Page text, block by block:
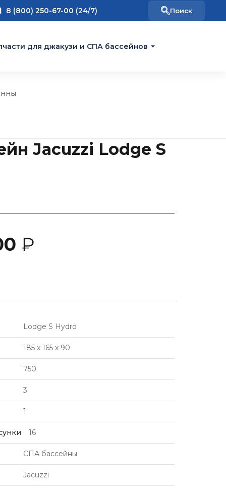
8 (800) 250-67-00 (24/7)
для джакузи и СПА бассейнов
Jacuzzi Lodge S
₽
Lodge S Hydro
185 x 165 x 90
750
3
1
16
СПА бассейны
Jacuzzi